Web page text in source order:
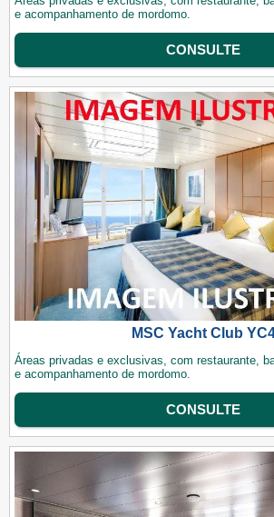
e acompanhamento de mordomo.
CONSULTE
MSC Yacht Club
Áreas privadas e exclusivas, com restaurante,
e acompanhamento de mordomo.
CONSULTE